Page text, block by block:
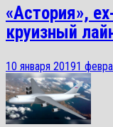
«Астория»,
круизный
10 января 20191